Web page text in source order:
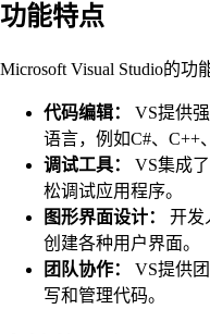
功能特点
Microsoft Visual Studio的功
代码编辑：
VS提供
语言，例如C#、C++
调试工具：
VS集成
松调试应用程序。
图形界面设计：
开发
创建各种用户界面。
团队协作：
VS提供
写和管理代码。